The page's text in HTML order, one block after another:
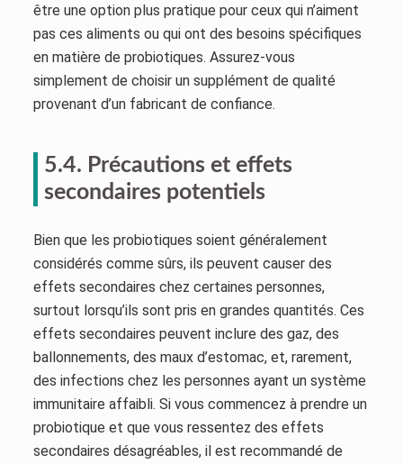
être une option plus pratique pour ceux qui n’aiment
pas ces aliments ou qui ont des besoins spécifiques
en matière de probiotiques. Assurez-vous
simplement de choisir un supplément de qualité
provenant d’un fabricant de confiance.
5.4. Précautions et effets
secondaires potentiels
Bien que les probiotiques soient généralement
considérés comme sûrs, ils peuvent causer des
effets secondaires chez certaines personnes,
surtout lorsqu’ils sont pris en grandes quantités. Ces
effets secondaires peuvent inclure des gaz, des
ballonnements, des maux d’estomac, et, rarement,
des infections chez les personnes ayant un système
immunitaire affaibli. Si vous commencez à prendre un
probiotique et que vous ressentez des effets
secondaires désagréables, il est recommandé de